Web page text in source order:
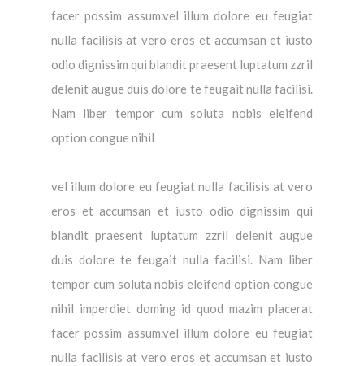
facer possim assum.vel illum dolore eu feugiat
nulla facilisis at vero eros et accumsan et iusto
odio dignissim qui blandit praesent luptatum zzril
delenit augue duis dolore te feugait nulla facilisi.
Nam liber tempor cum soluta nobis eleifend
option congue nihil
vel illum dolore eu feugiat nulla facilisis at vero
eros et accumsan et iusto odio dignissim qui
blandit praesent luptatum zzril delenit augue
duis dolore te feugait nulla facilisi. Nam liber
tempor cum soluta nobis eleifend option congue
nihil imperdiet doming id quod mazim placerat
facer possim assum.vel illum dolore eu feugiat
nulla facilisis at vero eros et accumsan et iusto